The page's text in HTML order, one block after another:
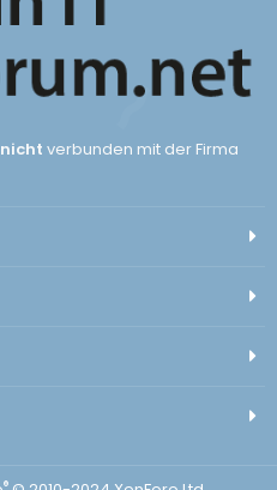
nicht verbunden mit der Firma
®